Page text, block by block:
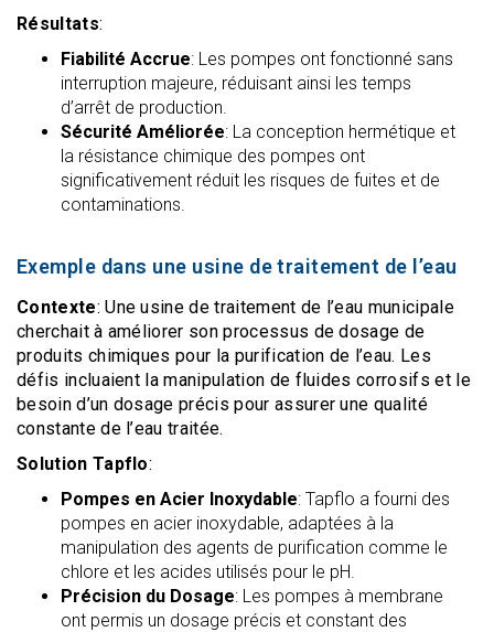
Résultats:
Fiabilité Accrue: Les pompes ont fonctionné sans
interruption majeure, réduisant ainsi les temps
d’arrêt de production.
Sécurité Améliorée: La conception hermétique et
la résistance chimique des pompes ont
significativement réduit les risques de fuites et de
contaminations.
Exemple dans une usine de traitement de l’eau
Contexte: Une usine de traitement de l’eau municipale
cherchait à améliorer son processus de dosage de
produits chimiques pour la purification de l’eau. Les
défis incluaient la manipulation de fluides corrosifs et le
besoin d’un dosage précis pour assurer une qualité
constante de l’eau traitée.
Solution Tapflo:
Pompes en Acier Inoxydable: Tapflo a fourni des
pompes en acier inoxydable, adaptées à la
manipulation des agents de purification comme le
chlore et les acides utilisés pour le pH.
Précision du Dosage: Les pompes à membrane
ont permis un dosage précis et constant des